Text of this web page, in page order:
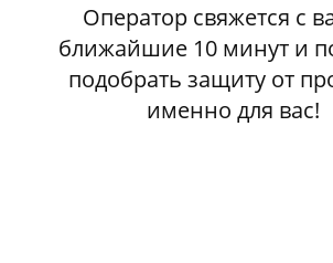
Оператор свяжется с
ближайшие 10 минут и
подобрать защиту от
именно для вас!